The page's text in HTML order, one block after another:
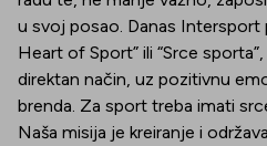
u svoj posao. Danas Intersport
Heart of Sport” ili “Srce
direktan način, uz pozitivnu
brenda. Za sport treba imati
Naša misija je kreiranje i